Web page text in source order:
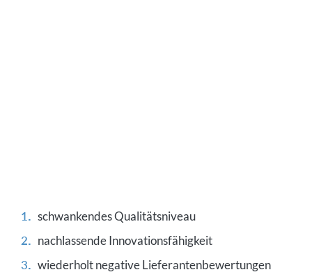
schwankendes Qualitätsniveau
nachlassende Innovationsfähigkeit
wiederholt negative Lieferantenbewertungen